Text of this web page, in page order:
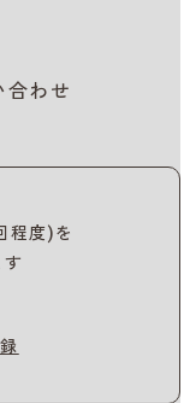
合わせ
程度)を